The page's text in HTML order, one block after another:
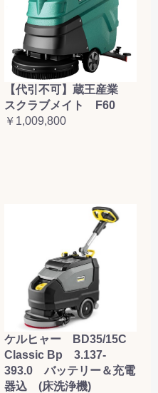
【代引不可】蔵王産業
スクラブメイト F60
￥1,009,800
ケルヒャー BD35/15C
Classic Bp 3.137-
393.0 バッテリー＆充電
器込 (床洗浄機)